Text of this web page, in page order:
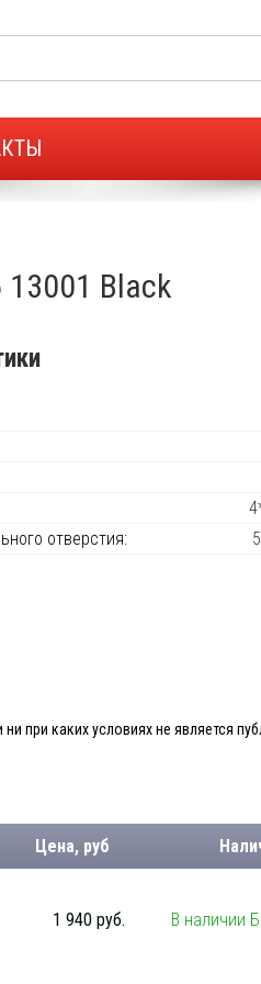
13001 Black
отверстия:
при каких условиях не является
Цена, руб
1 940 руб. В наличии